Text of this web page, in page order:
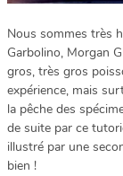
Nous sommes très
Garbolino, Morgan
gros, très gros
expérience, mais
la pêche des
de suite par ce
illustré par une
bien !